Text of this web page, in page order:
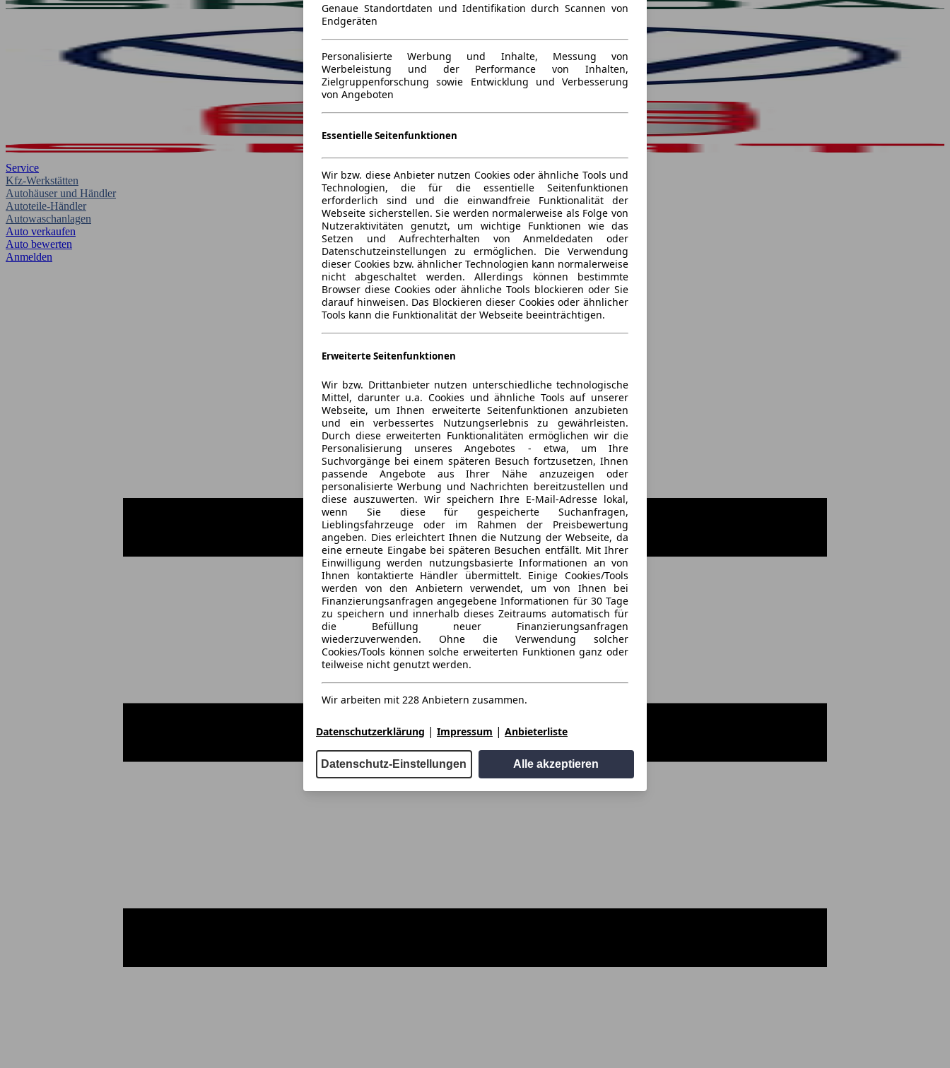
Service
Kfz-Werkstätten
Autohäuser und Händler
Autoteile-Händler
Autowaschanlagen
Auto verkaufen
Auto bewerten
Anmelden
Genaue Standortdaten und Identifikation durch Scannen von
Endgeräten
Personalisierte Werbung und Inhalte, Messung von
Werbeleistung und der Performance von Inhalten,
Zielgruppenforschung sowie Entwicklung und Verbesserung
von Angeboten
Essentielle Seitenfunktionen
Wir bzw. diese Anbieter nutzen Cookies oder ähnliche Tools und
Technologien, die für die essentielle Seitenfunktionen
erforderlich sind und die einwandfreie Funktionalität der
Webseite sicherstellen. Sie werden normalerweise als Folge von
Nutzeraktivitäten genutzt, um wichtige Funktionen wie das
Setzen und Aufrechterhalten von Anmeldedaten oder
Datenschutzeinstellungen zu ermöglichen. Die Verwendung
dieser Cookies bzw. ähnlicher Technologien kann normalerweise
nicht abgeschaltet werden. Allerdings können bestimmte
Browser diese Cookies oder ähnliche Tools blockieren oder Sie
darauf hinweisen. Das Blockieren dieser Cookies oder ähnlicher
Tools kann die Funktionalität der Webseite beeinträchtigen.
Erweiterte Seitenfunktionen
Wir bzw. Drittanbieter nutzen unterschiedliche technologische
Mittel, darunter u.a. Cookies und ähnliche Tools auf unserer
Webseite, um Ihnen erweiterte Seitenfunktionen anzubieten
und ein verbessertes Nutzungserlebnis zu gewährleisten.
Durch diese erweiterten Funktionalitäten ermöglichen wir die
Personalisierung unseres Angebotes - etwa, um Ihre
Suchvorgänge bei einem späteren Besuch fortzusetzen, Ihnen
passende Angebote aus Ihrer Nähe anzuzeigen oder
personalisierte Werbung und Nachrichten bereitzustellen und
diese auszuwerten. Wir speichern Ihre E-Mail-Adresse lokal,
wenn Sie diese für gespeicherte Suchanfragen,
Lieblingsfahrzeuge oder im Rahmen der Preisbewertung
angeben. Dies erleichtert Ihnen die Nutzung der Webseite, da
eine erneute Eingabe bei späteren Besuchen entfällt. Mit Ihrer
Einwilligung werden nutzungsbasierte Informationen an von
Ihnen kontaktierte Händler übermittelt. Einige Cookies/Tools
werden von den Anbietern verwendet, um von Ihnen bei
Finanzierungsanfragen angegebene Informationen für 30 Tage
zu speichern und innerhalb dieses Zeitraums automatisch für
die Befüllung neuer Finanzierungsanfragen
wiederzuverwenden. Ohne die Verwendung solcher
Cookies/Tools können solche erweiterten Funktionen ganz oder
teilweise nicht genutzt werden.
Wir arbeiten mit 228 Anbietern zusammen.
Datenschutzerklärung | Impressum | Anbieterliste
Datenschutz-Einstellungen Alle akzeptieren